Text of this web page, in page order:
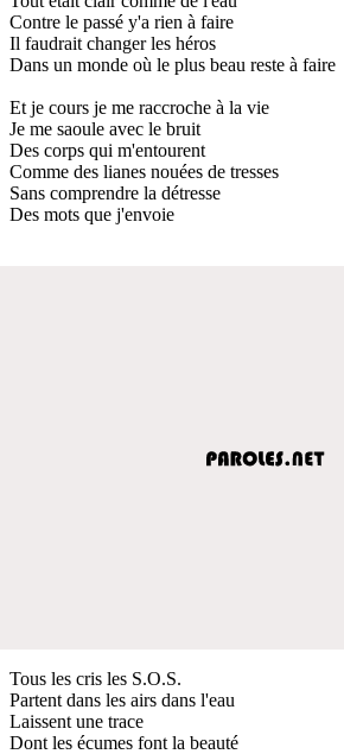
Contre le passé y'a rien à faire
Il faudrait changer les héros
Dans un monde où le plus beau reste à faire
Et je cours je me raccroche à la vie
Je me saoule avec le bruit
Des corps qui m'entourent
Comme des lianes nouées de tresses
Sans comprendre la détresse
Des mots que j'envoie
Tous les cris les S.O.S.
Partent dans les airs dans l'eau
Laissent une trace
Dont les écumes font la beauté